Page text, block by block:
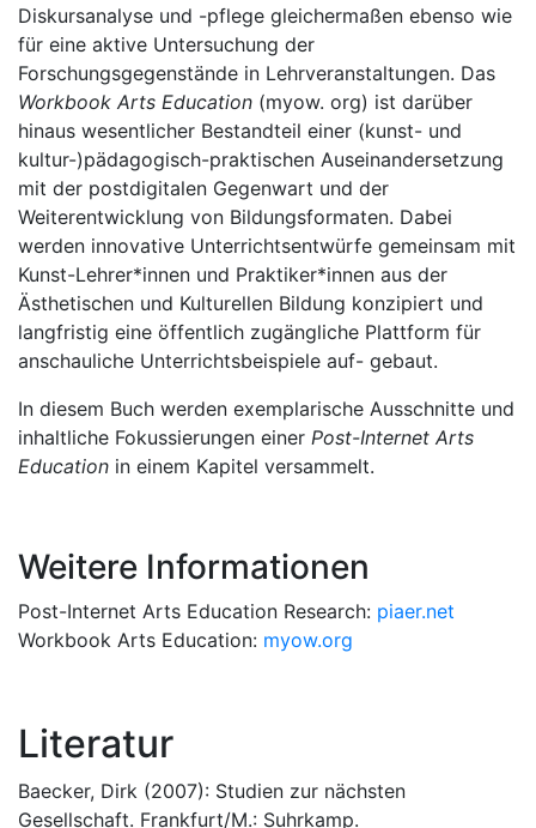
Diskursanalyse und -pflege gleichermaßen ebenso wie
für eine aktive Untersuchung der
Forschungsgegenstände in Lehrveranstaltungen. Das
Workbook Arts Education (myow. org) ist darüber
hinaus wesentlicher Bestandteil einer (kunst- und
kultur-)pädagogisch-praktischen Auseinandersetzung
mit der postdigitalen Gegenwart und der
Weiterentwicklung von Bildungsformaten. Dabei
werden innovative Unterrichtsentwürfe gemeinsam mit
Kunst-Lehrer*innen und Praktiker*innen aus der
Ästhetischen und Kulturellen Bildung konzipiert und
langfristig eine öffentlich zugängliche Plattform für
anschauliche Unterrichtsbeispiele auf- gebaut.
In diesem Buch werden exemplarische Ausschnitte und
inhaltliche Fokussierungen einer Post-Internet Arts
Education in einem Kapitel versammelt.
Weitere Informationen
Post-Internet Arts Education Research: piaer.net
Workbook Arts Education: myow.org
Literatur
Baecker, Dirk (2007): Studien zur nächsten
Gesellschaft. Frankfurt/M.: Suhrkamp.